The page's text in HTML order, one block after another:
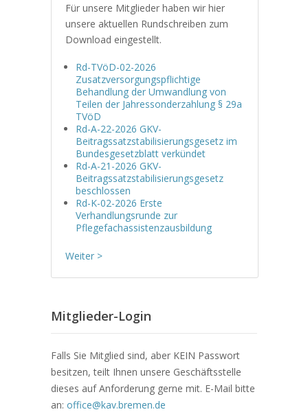
Für unsere Mitglieder haben wir hier
unsere aktuellen Rundschreiben zum
Download eingestellt.
Rd-TVöD-02-2026
Zusatzversorgungspflichtige
Behandlung der Umwandlung von
Teilen der Jahressonderzahlung § 29a
TVöD
Rd-A-22-2026 GKV-
Beitragssatzstabilisierungsgesetz im
Bundesgesetzblatt verkündet
Rd-A-21-2026 GKV-
Beitragssatzstabilisierungsgesetz
beschlossen
Rd-K-02-2026 Erste
Verhandlungsrunde zur
Pflegefachassistenzausbildung
Weiter >
Mitglieder-Login
Falls Sie Mitglied sind, aber KEIN Passwort
besitzen, teilt Ihnen unsere Geschäftsstelle
dieses auf Anforderung gerne mit. E-Mail bitte
an: office@kav.bremen.de